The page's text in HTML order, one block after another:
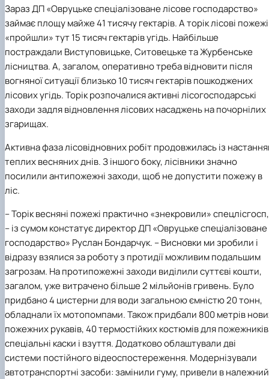
Зараз ДП «Овруцьке спеціалізоване лісове господарство»
займає площу майже 41 тисячу гектарів. А торік лісові пожежі
«пройшли» тут 15 тисяч гектарів угідь. Найбільше
постраждали Виступовицьке, Ситовецьке та Журбенське
лісництва. А, загалом, оперативно треба відновити після
вогняної ситуації близько 10 тисяч гектарів пошкоджених
лісових угідь. Торік розпочалися активні лісогосподарські
заходи задля відновлення лісових насаджень на почорнілих
згарищах.
Активна фаза лісовідновних робіт продовжилась із
теплих весняних днів. З іншого боку, лісівники значно
посилили антипожежні заходи, щоб не допустити пожежу в
ліс.
– Торік весняні пожежі практично «знекровили» спецлісгосп,
– із сумом констатує директор ДП «Овруцьке спеціалізоване
господарство» Руслан Бондарчук. – Висновки ми зробили і
відразу взялися за роботу з протидії можливим подальшим
загрозам. На протипожежні заходи виділили суттєві кошти,
загалом, уже витрачено більше 2 мільйонів гривень. Було
придбано 4 цистерни для води загальною ємністю 20 тонн,
обладнали їх мотопомпами. Також придбали 800 метрів
пожежних рукавів, 40 термостійких костюмів для
спеціальні каски і взуття. Додатково облаштували дві
системи постійного відеоспостереження. Модернізували
автотранспортні засоби: замінили гуму, привели в належний